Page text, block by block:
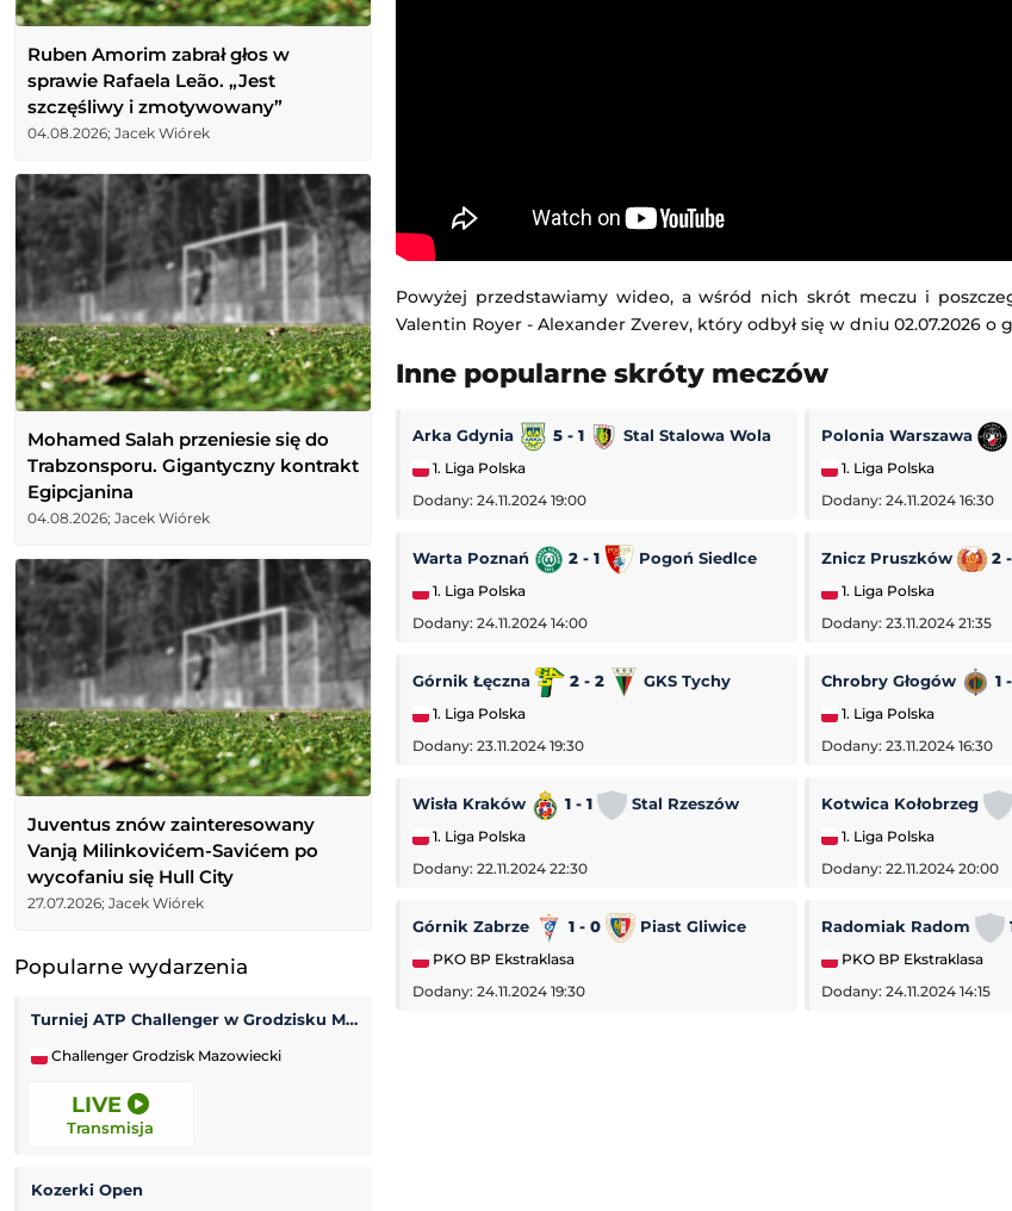
Ruben Amorim zabrał głos w
sprawie Rafaela Leão. „Jest
szczęśliwy i zmotywowany”
04.08.2026; Jacek Wiórek
Mohamed Salah przeniesie się do
Trabzonsporu. Gigantyczny kontrakt
Egipcjanina
04.08.2026; Jacek Wiórek
Juventus znów zainteresowany
Vanją Milinkovićem-Savićem po
wycofaniu się Hull City
27.07.2026; Jacek Wiórek
Popularne wydarzenia
Turniej ATP Challenger w Grodzisku Mazowieckim
Challenger Grodzisk Mazowiecki
LIVE
Transmisja
Kozerki Open
Powyżej przedstawiamy wideo, a wśród nich skrót meczu i
Valentin Royer - Alexander Zverev, który odbył się w dniu 02.07.2026 o
Inne popularne skróty meczów
Arka Gdynia 5 - 1 Stal Stalowa Wola
1. Liga Polska
Dodany: 24.11.2024 19:00
Polonia Warszawa
1. Liga Polska
Dodany: 24.11.2024 16:30
Warta Poznań 2 - 1 Pogoń Siedlce
1. Liga Polska
Dodany: 24.11.2024 14:00
Znicz Pruszków 2
1. Liga Polska
Dodany: 23.11.2024 21:35
Górnik Łęczna 2 - 2 GKS Tychy
1. Liga Polska
Dodany: 23.11.2024 19:30
Chrobry Głogów 1
1. Liga Polska
Dodany: 23.11.2024 16:30
Wisła Kraków 1 - 1 Stal Rzeszów
1. Liga Polska
Dodany: 22.11.2024 22:30
Kotwica Kołobrzeg
1. Liga Polska
Dodany: 22.11.2024 20:00
Górnik Zabrze 1 - 0 Piast Gliwice
PKO BP Ekstraklasa
Dodany: 24.11.2024 19:30
Radomiak Radom
PKO BP Ekstraklasa
Dodany: 24.11.2024 14:15